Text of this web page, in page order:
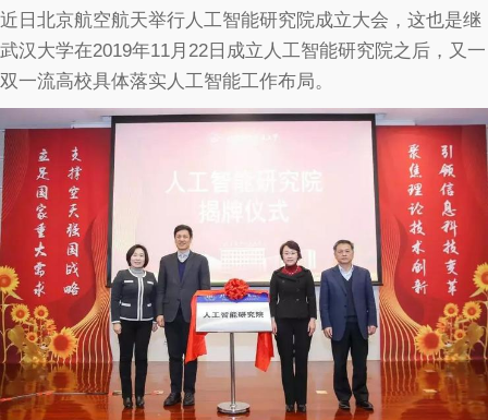
近日北京航空航天举行人工智能研究院成立大会，这也是继
武汉大学在2019年11月22日成立人工智能研究院之后，又一
双一流高校具体落实人工智能工作布局。